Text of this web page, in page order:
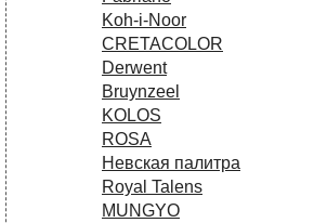
Koh-i-Noor
CRETACOLOR
Derwent
Bruynzeel
KOLOS
ROSA
Невская палитра
Royal Talens
MUNGYO